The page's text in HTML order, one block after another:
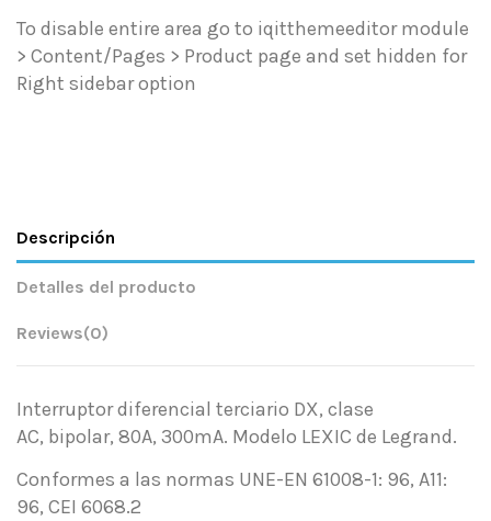
To disable entire area go to iqitthemeeditor module
> Content/Pages > Product page and set hidden for
Right sidebar option
Descripción
Detalles del producto
Reviews(0)
Interruptor diferencial terciario DX, clase
AC, bipolar, 80A, 300mA. Modelo LEXIC de Legrand.
Conformes a las normas UNE-EN 61008-1: 96, A11:
96, CEI 6068.2